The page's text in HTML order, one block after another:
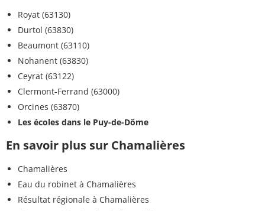
Royat (63130)
Durtol (63830)
Beaumont (63110)
Nohanent (63830)
Ceyrat (63122)
Clermont-Ferrand (63000)
Orcines (63870)
Les écoles dans le Puy-de-Dôme
En savoir plus sur Chamalières
Chamalières
Eau du robinet à Chamalières
Résultat régionale à Chamalières